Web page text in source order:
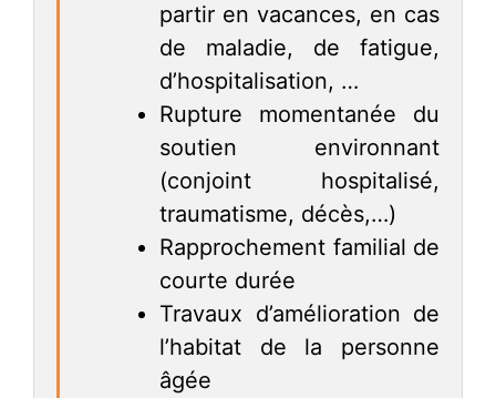
partir en vacances, en cas
de maladie, de fatigue,
d’hospitalisation, …
Rupture momentanée du
soutien environnant
(conjoint hospitalisé,
traumatisme, décès,…)
Rapprochement familial de
courte durée
Travaux d’amélioration de
l’habitat de la personne
âgée